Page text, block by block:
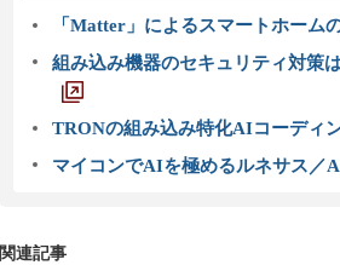
「Matter」によるスマートホーム
組み込み機器のセキュリティ対策
TRONの組み込み特化AIコーディ
マイコンでAIを極めるルネサス／
関連記事